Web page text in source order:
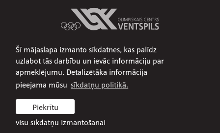
Šī mājaslapa izmanto sīkdatnes, kas palīdz
uzlabot tās darbību un ievāc informāciju par
apmeklējumu. Detalizētāka informācija
pieejama mūsu sīkdatņu politikā.
Piekrītu
visu sīkdatņu izmantošanai
Par mums
Publiskojamā informācija
Iepirkumi